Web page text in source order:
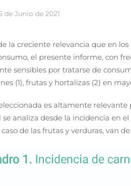
de Junio de 2021
la creciente relevancia que en
el presente informe, con
sensibles por tratarse de
(1), frutas y hortalizas (2) en
es altamente
se analiza desde la incidencia en
de las frutas y verduras, van